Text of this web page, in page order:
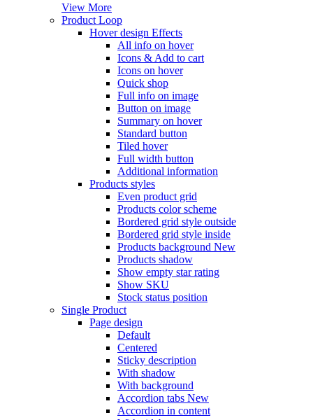
View More
Product Loop
Hover design Effects
All info on hover
Icons & Add to cart
Icons on hover
Quick shop
Full info on image
Button on image
Summary on hover
Standard button
Tiled hover
Full width button
Additional information
Products styles
Even product grid
Products color scheme
Bordered grid style outside
Bordered grid style inside
Products background New
Products shadow
Show empty star rating
Show SKU
Stock status position
Single Product
Page design
Default
Centered
Sticky description
With shadow
With background
Accordion tabs New
Accordion in content